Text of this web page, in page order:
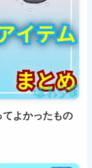
よかったもの